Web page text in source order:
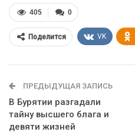
0
405
Поделится VK
ПРЕДЫДУЩАЯ ЗАПИСЬ
В Бурятии разгадали
тайну высшего блага и
девяти жизней